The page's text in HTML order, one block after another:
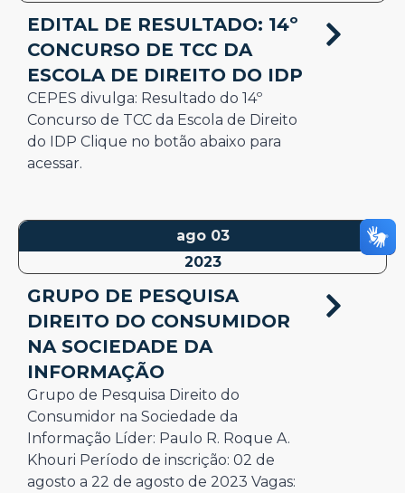
EDITAL DE RESULTADO: 14º
CONCURSO DE TCC DA
ESCOLA DE DIREITO DO IDP
CEPES divulga: Resultado do 14º
Concurso de TCC da Escola de Direito
do IDP Clique no botão abaixo para
acessar.
ago 03
2023
GRUPO DE PESQUISA
DIREITO DO CONSUMIDOR
NA SOCIEDADE DA
INFORMAÇÃO
Grupo de Pesquisa Direito do
Consumidor na Sociedade da
Informação Líder: Paulo R. Roque A.
Khouri Período de inscrição: 02 de
agosto a 22 de agosto de 2023 Vagas: